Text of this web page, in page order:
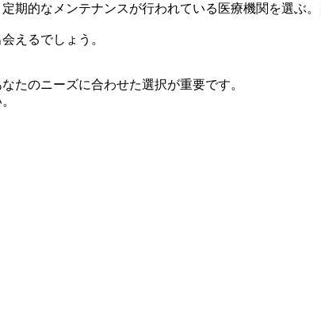
期的なメンテナンスが行われている医療機関を選ぶ
えるでしょう。
たのニーズに合わせた選択が重要です。